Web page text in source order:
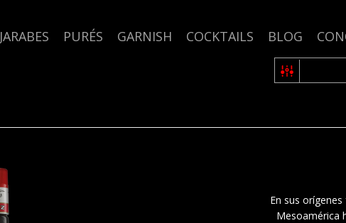
JARABES PURÉS GARNISH COCKTAILS BLOG
En sus
Mesoamérica